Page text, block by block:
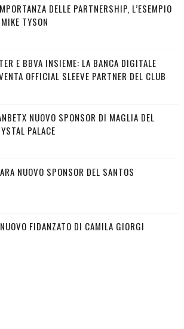
DELLE PARTNERSHIP, L’ESEMPIO
TYSON
E BBVA INSIEME: LA BANCA DIGITALE
OFFICIAL SLEEVE PARTNER DEL CLUB
NUOVO SPONSOR DI MAGLIA DEL
PALACE
NUOVO SPONSOR DEL SANTOS
FIDANZATO DI CAMILA GIORGI